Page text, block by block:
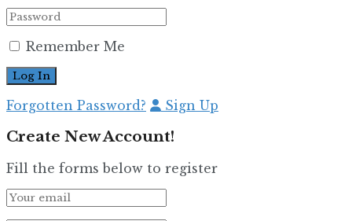
Remember Me
Forgotten Password? Sign Up
Create New Account!
Fill the forms below to register